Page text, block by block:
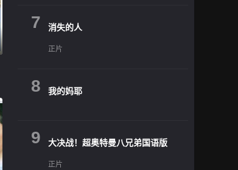
7 消失的人
正片
8 我的妈耶
9 大决战！超奥特曼八兄弟国语版
正片